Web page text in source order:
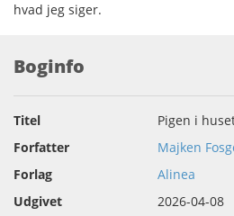
hvad jeg siger.
Boginfo
Titel
Pigen i
Forfatter
Majken
Forlag
Alinea
Udgivet
2026-04-08